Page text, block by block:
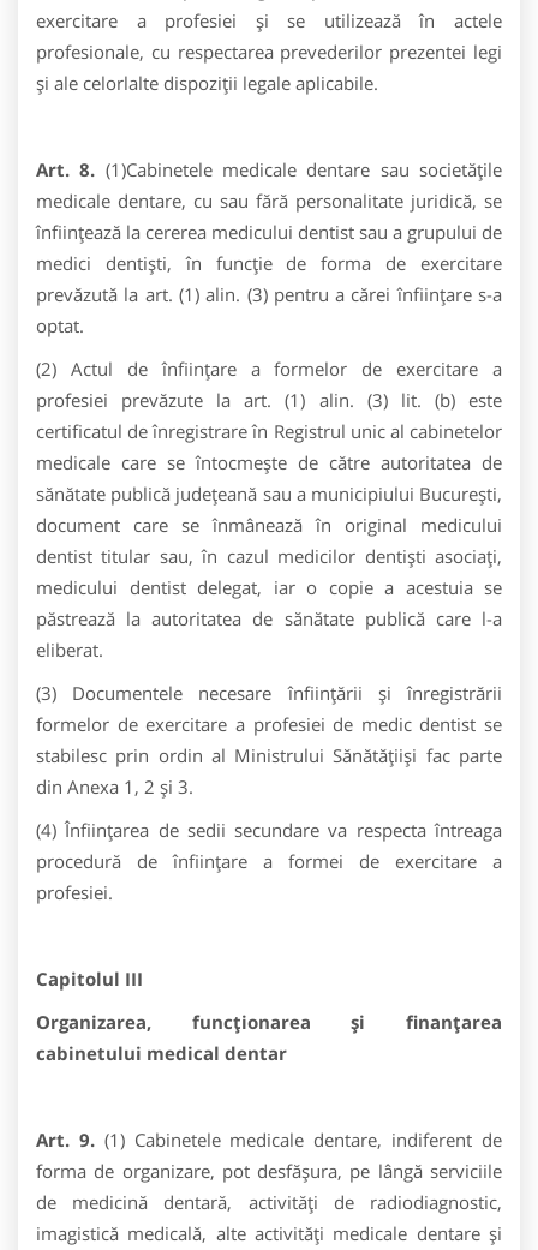
exercitare a profesiei şi se utilizează în actele
profesionale, cu respectarea prevederilor prezentei legi
și ale celorlalte dispoziții legale aplicabile.
Art. 8. (1)Cabinetele medicale dentare sau societăţile
medicale dentare, cu sau fără personalitate juridică, se
înfiinţează la cererea medicului dentist sau a grupului de
medici dentiști, în funcţie de forma de exercitare
prevăzută la art. (1) alin. (3) pentru a cărei înființare s-a
optat.
(2) Actul de înfiinţare a formelor de exercitare a
profesiei prevăzute la art. (1) alin. (3) lit. (b) este
certificatul de înregistrare în Registrul unic al cabinetelor
medicale care se întocmeşte de către autoritatea de
sănătate publică judeţeană sau a municipiului Bucureşti,
document care se înmânează în original medicului
dentist titular sau, în cazul medicilor dentiști asociați,
medicului dentist delegat, iar o copie a acestuia se
păstrează la autoritatea de sănătate publică care l-a
eliberat.
(3) Documentele necesare înfiinţării şi înregistrării
formelor de exercitare a profesiei de medic dentist se
stabilesc prin ordin al Ministrului Sănătăţiişi fac parte
din Anexa 1, 2 şi 3.
(4) Înființarea de sedii secundare va respecta întreaga
procedură de înfiinţare a formei de exercitare a
profesiei.
Capitolul III
Organizarea, funcţionarea şi finanţarea
cabinetului medical dentar
Art. 9. (1) Cabinetele medicale dentare, indiferent de
forma de organizare, pot desfăşura, pe lângă serviciile
de medicină dentară, activităţi de radiodiagnostic,
imagistică medicală, alte activităţi medicale dentare şi